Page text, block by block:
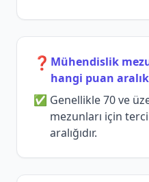
❓ Mühendislik
hangi puan
Genellikle 70 ve
mezunları için
aralığıdır.